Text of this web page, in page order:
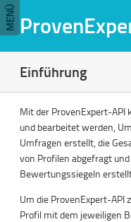
MENÜ
Einführung
Mit der ProvenExpert-
und bearbeitet werden,
Umfragen erstellt, die
von Profilen abgefragt
Bewertungssiegeln
Um die ProvenExpert-API
Profil mit dem jeweiligen